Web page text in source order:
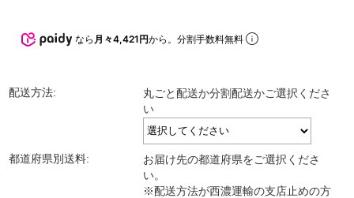
なら 月々4,421円から。分割手数料無料
配送方法:
丸ごと配送か分割配送かご選択くださ
い
都道府県別送料:
お届け先の都道府県をご選択くださ
い。
※配送方法が西濃運輸の支店止めの方